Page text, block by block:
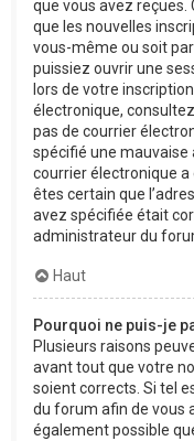
que vous avez
que les nouvelles
vous-même ou soit
puissiez ouvrir une
lors de votre
électronique,
pas de courrier
spécifié une mauvaise
courrier électronique
êtes certain que
avez spécifiée était
administrateur du
Haut
Pourquoi ne puis-je
Plusieurs raisons
avant tout que votre
soient corrects. Si tel
du forum afin de vous
également possible